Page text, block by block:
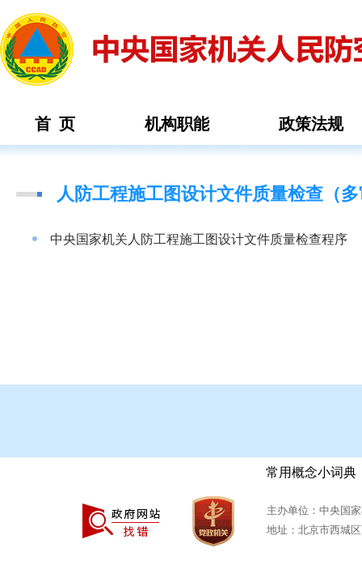
首 页 机构职能 政策法规
人防工程施工图设计文件质量检查（
中央国家机关人防工程施工图设计文件质量检查程序
常用概念小词典
主办单位：中央国
地址：北京市西城